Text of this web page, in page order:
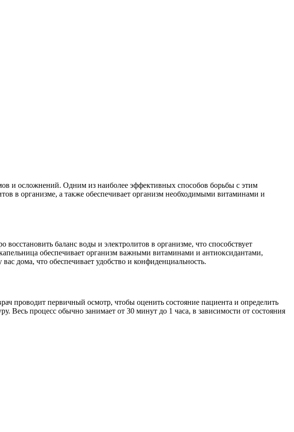
и осложнений. Одним из наиболее эффективных способов борьбы с этим
в организме, а также обеспечивает организм необходимыми витаминами и
баланс воды и электролитов в организме, что способствует
обеспечивает организм важными витаминами и антиоксидантами,
дома, что обеспечивает удобство и конфиденциальность.
проводит первичный осмотр, чтобы оценить состояние пациента и определить
Весь процесс обычно занимает от 30 минут до 1 часа, в зависимости от состояния